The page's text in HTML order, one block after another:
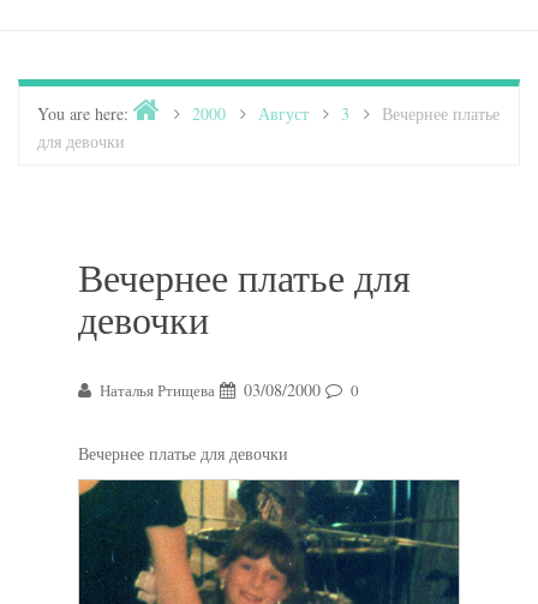
You are here: Home2000 Август 3
Вечернее платье
для девочки
Вечернее платье для
девочки
Наталья Ртищева 03/08/2000 0
Вечернее платье для девочки